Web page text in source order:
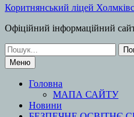
Коритнянський ліцей
Офіційний інформаційний
Шукати:
Меню
Головна
МАПА САЙТУ
Новини